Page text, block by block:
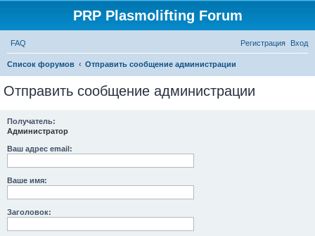
PRP Plasmolifting Forum
FAQ Вход
Регистрация
Список форумов Отправить сообщение администрации
Отправить сообщение администрации
Получатель:
Администратор
Ваш адрес email:
Ваше имя:
Заголовок: